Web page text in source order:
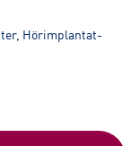
Hörimplantat-